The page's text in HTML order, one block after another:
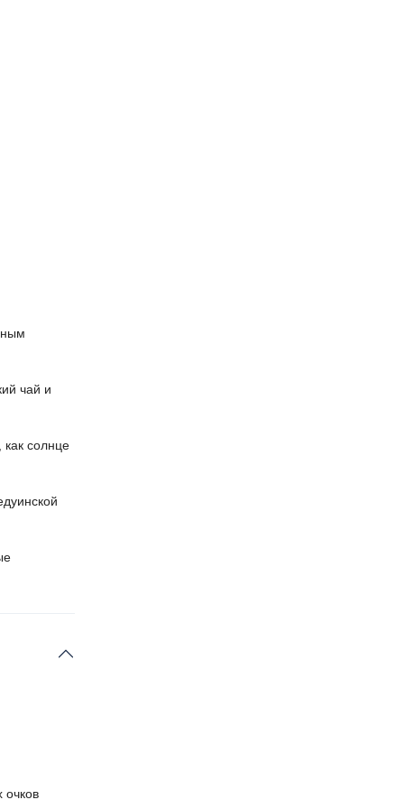
чай и
солнце
очков